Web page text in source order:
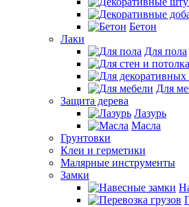
Бетон
Лаки
Для пола
Для
Защита дерева
Лазурь
Масла
Грунтовки
Клеи и герметики
Малярные инструменты
Замки